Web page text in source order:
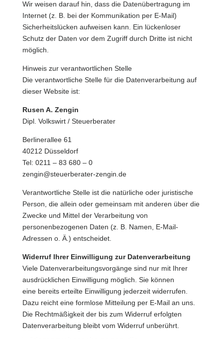
Wir weisen darauf hin, dass die Datenübertragung im
Internet (z. B. bei der Kommunikation per E-Mail)
Sicherheitslücken aufweisen kann. Ein lückenloser
Schutz der Daten vor dem Zugriff durch Dritte ist nicht
möglich.
Hinweis zur verantwortlichen Stelle
Die verantwortliche Stelle für die Datenverarbeitung auf
dieser Website ist:
Rusen A. Zengin
Dipl. Volkswirt / Steuerberater
Berlinerallee 61
40212 Düsseldorf
Tel: 0211 – 83 680 – 0
zengin@steuerberater-zengin.de
Verantwortliche Stelle ist die natürliche oder juristische
Person, die allein oder gemeinsam mit anderen über die
Zwecke und Mittel der Verarbeitung von
personenbezogenen Daten (z. B. Namen, E-Mail-
Adressen o. Ä.) entscheidet.
Widerruf Ihrer Einwilligung zur Datenverarbeitung
Viele Datenverarbeitungsvorgänge sind nur mit Ihrer
ausdrücklichen Einwilligung möglich. Sie können
eine bereits erteilte Einwilligung jederzeit widerrufen.
Dazu reicht eine formlose Mitteilung per E-Mail an uns.
Die Rechtmäßigkeit der bis zum Widerruf erfolgten
Datenverarbeitung bleibt vom Widerruf unberührt.